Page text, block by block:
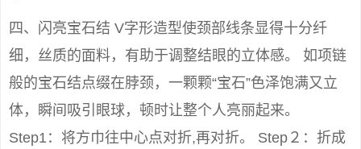
四、闪亮宝石结 V字形造型使颈部线条显得十分纤
细，丝质的面料，有助于调整结眼的立体感。 如项链
般的宝石结点缀在脖颈，一颗颗“宝石”色泽饱满又立
体，瞬间吸引眼球，顿时让整个人亮丽起来。
Step1：将方巾往中心点对折,再对折。 Step２：折成